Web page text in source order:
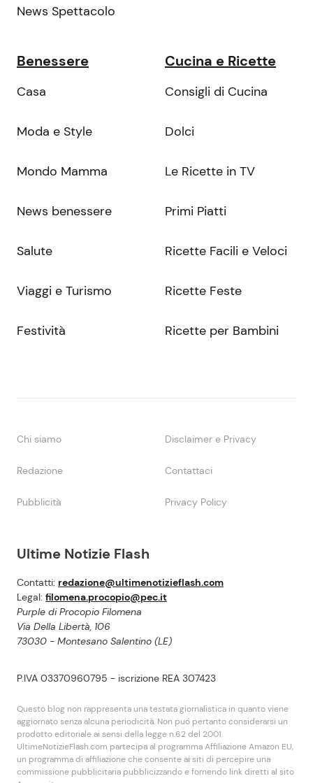
Ultime Notizie Flash
Contatti: redazione@ultimenotizieflash.com
Legal: filomena.procopio@pec.it
Purple di Procopio Filomena
Via Della Libertà, 106
73030 - Montesano Salentino (LE)
P.IVA 03370960795 - iscrizione REA 307423
Questo blog non rappresenta una testata giornalistica in quanto viene
aggiornato senza alcuna periodicità. Non puó pertanto considerarsi un
prodotto editoriale ai sensi della legge n.62 del 2001.
UltimeNotizieFlash.com partecipa al programma Affiliazione Amazon EU,
un programma di affiliazione che consente ai siti di percepire una
commissione pubblicitaria pubblicizzando e fornendo link diretti al sito
News Spettacolo
Benessere
Casa
Moda e Style
Mondo Mamma
News benessere
Salute
Viaggi e Turismo
Festività
Cucina e Ricette
Consigli di Cucina
Dolci
Le Ricette in TV
Primi Piatti
Ricette Facili e Veloci
Ricette Feste
Ricette per Bambini
Chi siamo Disclaimer e Privacy
Redazione Contattaci
Pubblicità Privacy Policy